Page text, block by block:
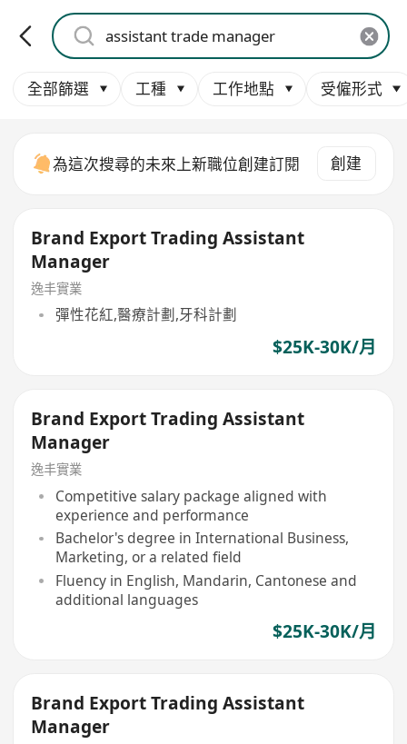
全部篩選 工種 工作地點 受僱形式
為這次搜尋的未來上新職位創建訂閱 創建
Brand Export Trading Assistant
Manager
逸丰實業
彈性花紅,醫療計劃,牙科計劃
$25K-30K/月
Brand Export Trading Assistant
Manager
逸丰實業
Competitive salary package aligned with
experience and performance
Bachelor's degree in International Business,
Marketing, or a related field
Fluency in English, Mandarin, Cantonese and
additional languages
$25K-30K/月
Brand Export Trading Assistant
Manager